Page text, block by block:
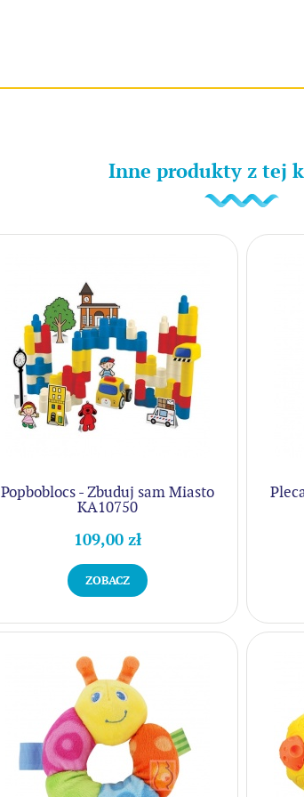
Inne produkty z tej
Popboblocs - Zbuduj sam Miasto
KA10750
109,00 zł
ZOBACZ